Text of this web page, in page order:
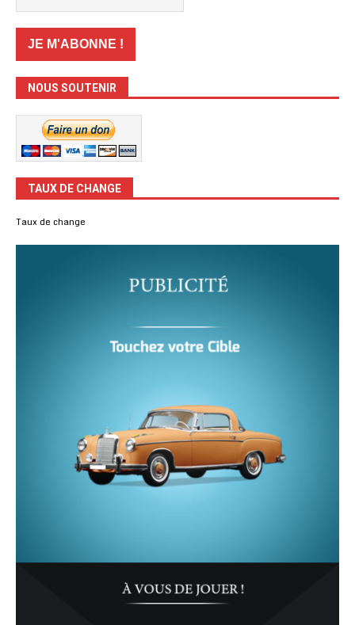
NOUS SOUTENIR
TAUX DE CHANGE
Taux de change